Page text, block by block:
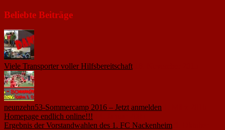
Beliebte Beiträge
Viele Transporter voller Hilfsbereitschaft
neunzehn53-Sommercamp 2016 – Jetzt anmelden
Homepage endlich online!!!
Ergebnis der Vorstandwahlen des 1. FC Nackenheim